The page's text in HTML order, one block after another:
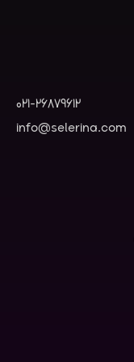
021-26879612
info@selerina.com